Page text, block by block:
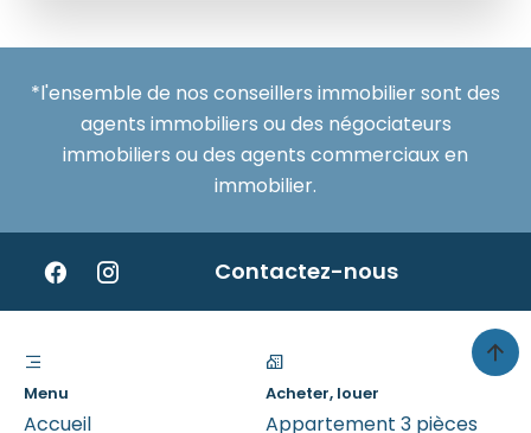
*l'ensemble de nos conseillers immobilier sont des
agents immobiliers ou des négociateurs
immobiliers ou des agents commerciaux en
immobilier.
Contactez-nous
Menu
Accueil
Acheter, louer
Appartement 3 pièces